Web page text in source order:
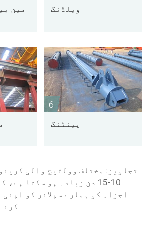
مین ویلڈنگ
6
پینٹنگ
تجاویز: مختلف وولٹیج والی
10-15 دن زیادہ ہو سکتا
اجزاء کو ہمارے سپلائر کو